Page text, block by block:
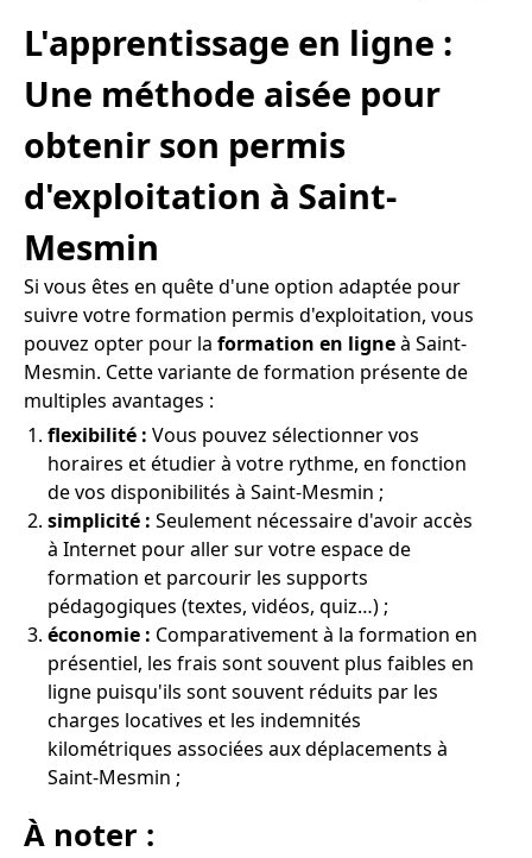
L'apprentissage en ligne :
Une méthode aisée pour
obtenir son permis
d'exploitation à Saint-
Mesmin
Si vous êtes en quête d'une option adaptée pour
suivre votre formation permis d'exploitation, vous
pouvez opter pour la formation en ligneà Saint-
Mesmin. Cette variante de formation présente de
multiples avantages :
flexibilité : Vous pouvez sélectionner vos
horaires et étudier à votre rythme, en fonction
de vos disponibilités à Saint-Mesmin ;
simplicité : Seulement nécessaire d'avoir accès
à Internet pour aller sur votre espace de
formation et parcourir les supports
pédagogiques (textes, vidéos, quiz…) ;
économie : Comparativement à la formation en
présentiel, les frais sont souvent plus faibles en
ligne puisqu'ils sont souvent réduits par les
charges locatives et les indemnités
kilométriques associées aux déplacements à
Saint-Mesmin ;
À noter :